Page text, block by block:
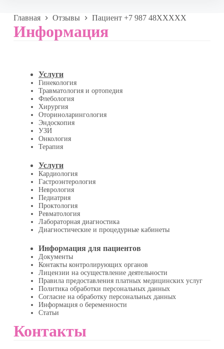
Главная Отзывы Пациент +7 987 48XXXXX
Информация
Услуги
Гинекология
Травматология и ортопедия
Флебология
Хирургия
Оториноларингология
Эндоскопия
УЗИ
Онкология
Терапия
Услуги
Кардиология
Гастроэнтерология
Неврология
Педиатрия
Проктология
Ревматология
Лабораторная диагностика
Диагностические и процедурные кабинеты
Информация для пациентов
Документы
Контакты контролирующих органов
Лицензии на осуществление деятельности
Правила предоставления платных медицинских услуг
Политика обработки персональных данных
Согласие на обработку персональных данных
Информация о беременности
Статьи
Контакты